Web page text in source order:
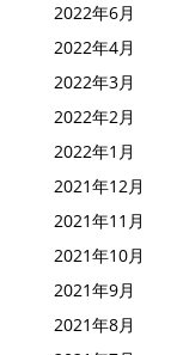
2022年7月
2022年6月
2022年4月
2022年3月
2022年2月
2022年1月
2021年12月
2021年11月
2021年10月
2021年9月